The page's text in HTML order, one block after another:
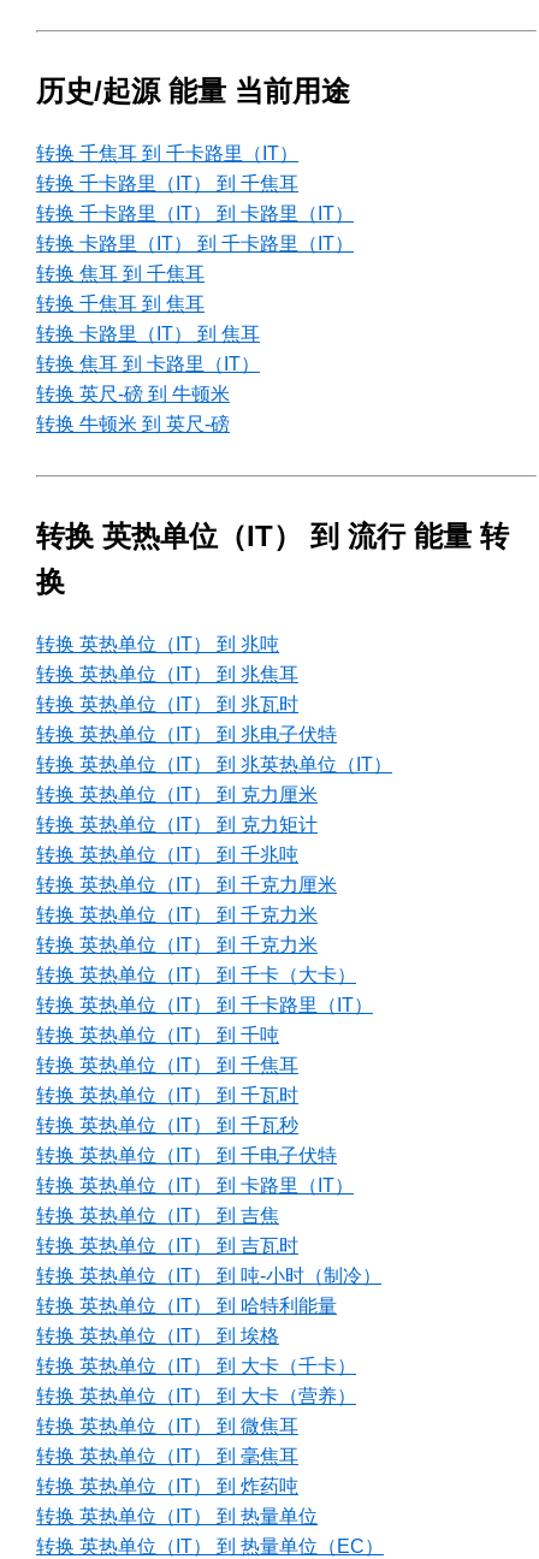
历史/起源 能量 当前用途
转换 千焦耳 到 千卡路里（IT）
转换 千卡路里（IT） 到 千焦耳
转换 千卡路里（IT） 到 卡路里（IT）
转换 卡路里（IT） 到 千卡路里（IT）
转换 焦耳 到 千焦耳
转换 千焦耳 到 焦耳
转换 卡路里（IT） 到 焦耳
转换 焦耳 到 卡路里（IT）
转换 英尺-磅 到 牛顿米
转换 牛顿米 到 英尺-磅
转换 英热单位（IT） 到 流行 能量 转
换
转换 英热单位（IT） 到 兆吨
转换 英热单位（IT） 到 兆焦耳
转换 英热单位（IT） 到 兆瓦时
转换 英热单位（IT） 到 兆电子伏特
转换 英热单位（IT） 到 兆英热单位（IT）
转换 英热单位（IT） 到 克力厘米
转换 英热单位（IT） 到 克力矩计
转换 英热单位（IT） 到 千兆吨
转换 英热单位（IT） 到 千克力厘米
转换 英热单位（IT） 到 千克力米
转换 英热单位（IT） 到 千克力米
转换 英热单位（IT） 到 千卡（大卡）
转换 英热单位（IT） 到 千卡路里（IT）
转换 英热单位（IT） 到 千吨
转换 英热单位（IT） 到 千焦耳
转换 英热单位（IT） 到 千瓦时
转换 英热单位（IT） 到 千瓦秒
转换 英热单位（IT） 到 千电子伏特
转换 英热单位（IT） 到 卡路里（IT）
转换 英热单位（IT） 到 吉焦
转换 英热单位（IT） 到 吉瓦时
转换 英热单位（IT） 到 吨-小时（制冷）
转换 英热单位（IT） 到 哈特利能量
转换 英热单位（IT） 到 埃格
转换 英热单位（IT） 到 大卡（千卡）
转换 英热单位（IT） 到 大卡（营养）
转换 英热单位（IT） 到 微焦耳
转换 英热单位（IT） 到 毫焦耳
转换 英热单位（IT） 到 炸药吨
转换 英热单位（IT） 到 热量单位
转换 英热单位（IT） 到 热量单位（EC）